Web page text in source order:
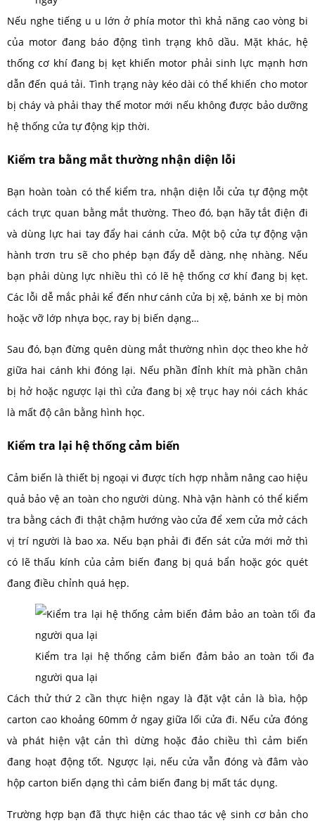
Nếu nghe tiếng u u lớn ở phía motor thì khả năng cao vòng bi
của motor đang báo động tình trạng khô dầu. Mặt khác, hệ
thống cơ khí đang bị kẹt khiến motor phải sinh lực mạnh hơn
dẫn đến quá tải. Tình trạng này kéo dài có thể khiến cho motor
bị cháy và phải thay thế motor mới nếu không được bảo dưỡng
hệ thống cửa tự động kịp thời.
Kiểm tra bằng mắt thường nhận diện lỗi
Bạn hoàn toàn có thể kiểm tra, nhận diện lỗi cửa tự động một
cách trực quan bằng mắt thường. Theo đó, bạn hãy tắt điện đi
và dùng lực hai tay đẩy hai cánh cửa. Một bộ cửa tự động vận
hành trơn tru sẽ cho phép bạn đẩy dễ dàng, nhẹ nhàng. Nếu
bạn phải dùng lực nhiều thì có lẽ hệ thống cơ khí đang bị kẹt.
Các lỗi dễ mắc phải kể đến như cánh cửa bị xệ, bánh xe bị mòn
hoặc vỡ lớp nhựa bọc, ray bị biến dạng…
Sau đó, bạn đừng quên dùng mắt thường nhìn dọc theo khe hở
giữa hai cánh khi đóng lại. Nếu phần đỉnh khít mà phần chân
bị hở hoặc ngược lại thì cửa đang bị xệ trục hay nói cách khác
là mất độ cân bằng hình học.
Kiểm tra lại hệ thống cảm biến
Cảm biến là thiết bị ngoại vi được tích hợp nhằm nâng cao hiệu
quả bảo vệ an toàn cho người dùng. Nhà vận hành có thể kiểm
tra bằng cách đi thật chậm hướng vào cửa để xem cửa mở cách
vị trí người là bao xa. Nếu bạn phải đi đến sát cửa mới mở thì
có lẽ thấu kính của cảm biến đang bị quá bẩn hoặc góc quét
đang điều chỉnh quá hẹp.
Kiểm tra lại hệ thống cảm biến đảm bảo an toàn tối
người qua lại
Cách thử thứ 2 cần thực hiện ngay là đặt vật cản là bìa, hộp
carton cao khoảng 60mm ở ngay giữa lối cửa đi. Nếu cửa đóng
và phát hiện vật cản thì dừng hoặc đảo chiều thì cảm biến
đang hoạt động tốt. Ngược lại, nếu cửa vẫn đóng và đâm vào
hộp carton biến dạng thì cảm biến đang bị mất tác dụng.
Trường hợp bạn đã thực hiện các thao tác vệ sinh cơ bản cho